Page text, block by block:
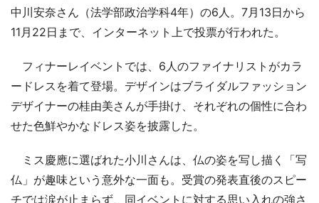
中川安奈さん（法学部政治学科4年）の6人。7月13日から
11月22日まで、インターネット上で投票が行われた。
フィナーレイベントでは、6人のファイナリストがカラ
ードレスを着て登場。デザインはブライダルファッション
デザイナーの桂由美さんが手掛け、それぞれの個性に合わ
せた色鮮やかなドレス姿を披露した。
ミス慶應に選ばれた小川さんは、仏の姿を写し描く「写
仏」が趣味という意外な一面も。受賞の発表直後のスピー
チでは涙が止まらず、同イベントに対する思い入れの強さ